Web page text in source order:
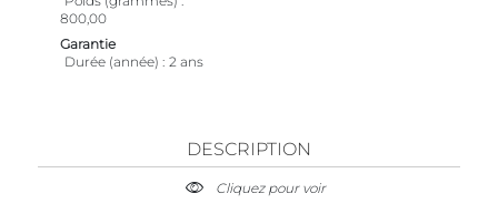
800,00
Garantie
Durée (année)
2 ans
DESCRIPTION
Cliquez pour voir